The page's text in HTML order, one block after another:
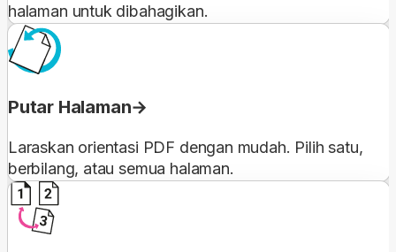
halaman untuk dibahagikan.
Putar Halaman
Laraskan orientasi PDF dengan mudah. Pilih satu,
berbilang, atau semua halaman.